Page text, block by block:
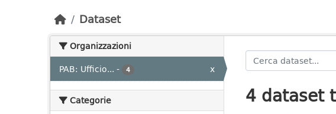
Dataset
Organizzazioni
PAB: Ufficio... - 4 x
Categorie
4 dataset